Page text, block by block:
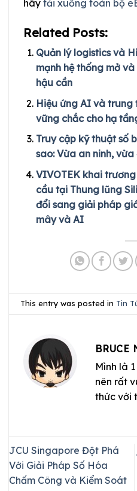
hãy tải xuống toàn bộ
Related Posts:
Quản lý logistics và
mạnh hệ thống mở
hậu cần
Hiệu ứng AI và trung
vững chắc cho hạ
Truy cập kỹ thuật số
sao: Vừa an ninh,
VIVOTEK khai
cầu tại Thung lũng
đổi sang giải pháp
mây và AI
This entry was posted in Tin
BRUCE
Mình là
nên rất
thức với
JCU Singapore Đột Phá
Với Giải Pháp Số Hóa
Chấm Công và Kiểm Soát